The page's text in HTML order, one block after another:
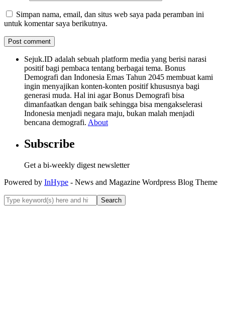
Simpan nama, email, dan situs web saya pada peramban ini
untuk komentar saya berikutnya.
Sejuk.ID adalah sebuah platform media yang berisi narasi
positif bagi pembaca tentang berbagai tema. Bonus
Demografi dan Indonesia Emas Tahun 2045 membuat kami
ingin menyajikan konten-konten positif khususnya bagi
generasi muda. Hal ini agar Bonus Demografi bisa
dimanfaatkan dengan baik sehingga bisa mengakselerasi
Indonesia menjadi negara maju, bukan malah menjadi
bencana demografi. About
Subscribe
Get a bi-weekly digest newsletter
Powered by InHype - News and Magazine Wordpress Blog Theme